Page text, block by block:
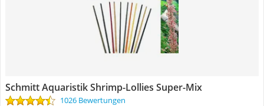
Schmitt Aquaristik Shrimp-Lollies Super-Mix
1026 Bewertungen